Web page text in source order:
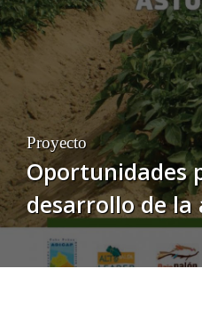
Proyecto
Oportunidades
desarrollo de
periurbana en